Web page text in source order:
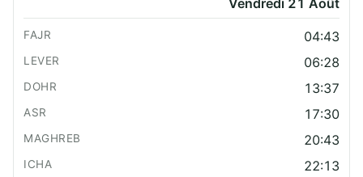
Vendredi 21 Août
04:43
06:28
13:37
17:30
20:43
22:13